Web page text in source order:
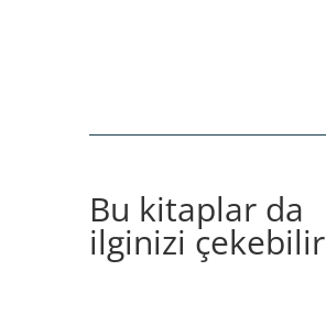
Bu kitaplar da
ilginizi çekebilir